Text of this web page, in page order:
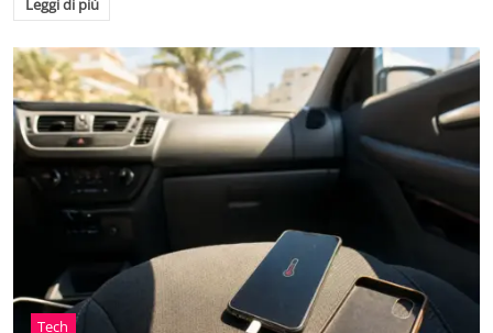
Leggi di più
Tech